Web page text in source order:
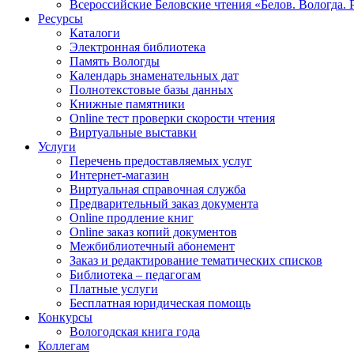
Всероссийские Беловские чтения «Белов. Вологда.
Ресурсы
Каталоги
Электронная библиотека
Память Вологды
Календарь знаменательных дат
Полнотекстовые базы данных
Книжные памятники
Online тест проверки скорости чтения
Виртуальные выставки
Услуги
Перечень предоставляемых услуг
Интернет-магазин
Виртуальная справочная служба
Предварительный заказ документа
Online продление книг
Online заказ копий документов
Межбиблиотечный абонемент
Заказ и редактирование тематических списков
Библиотека – педагогам
Платные услуги
Бесплатная юридическая помощь
Конкурсы
Вологодская книга года
Коллегам